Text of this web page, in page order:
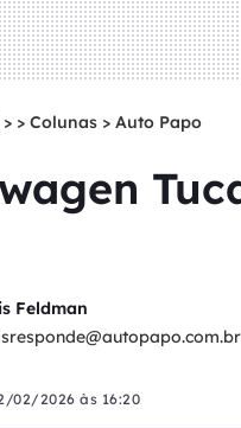
> Colunas > Auto Papo
Feldman
02/2026 às 16:20